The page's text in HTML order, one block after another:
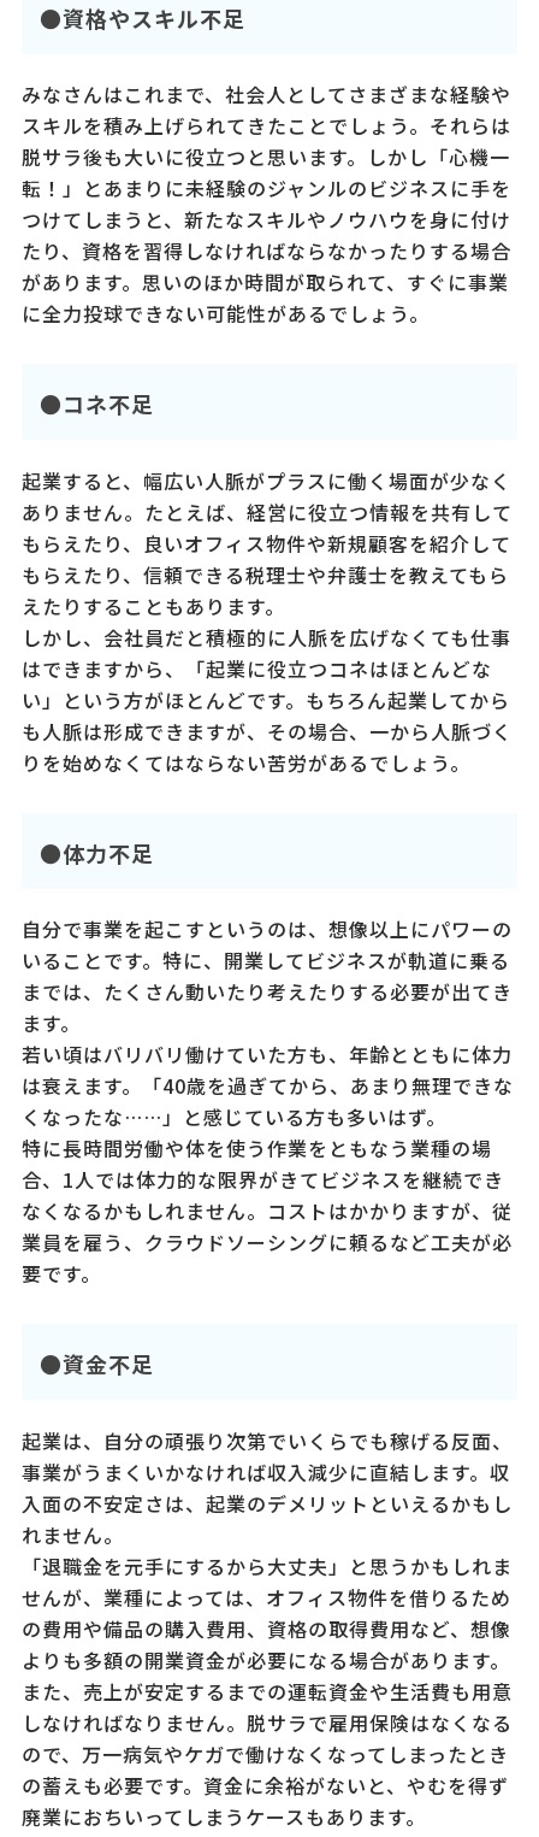
●資格やスキル不足
みなさんはこれまで、社会人としてさまざまな経験や
スキルを積み上げられてきたことでしょう。それらは
脱サラ後も大いに役立つと思います。しかし「心機一
転！」とあまりに未経験のジャンルのビジネスに手を
つけてしまうと、新たなスキルやノウハウを身に付け
たり、資格を習得しなければならなかったりする場合
があります。思いのほか時間が取られて、すぐに事業
に全力投球できない可能性があるでしょう。
●コネ不足
起業すると、幅広い人脈がプラスに働く場面が少なく
ありません。たとえば、経営に役立つ情報を共有して
もらえたり、良いオフィス物件や新規顧客を紹介して
もらえたり、信頼できる税理士や弁護士を教えてもら
えたりすることもあります。
しかし、会社員だと積極的に人脈を広げなくても仕事
はできますから、「起業に役立つコネはほとんどな
い」という方がほとんどです。もちろん起業してから
も人脈は形成できますが、その場合、一から人脈づく
りを始めなくてはならない苦労があるでしょう。
●体力不足
自分で事業を起こすというのは、想像以上にパワーの
いることです。特に、開業してビジネスが軌道に乗る
までは、たくさん動いたり考えたりする必要が出てき
ます。
若い頃はバリバリ働けていた方も、年齢とともに体力
は衰えます。「40歳を過ぎてから、あまり無理できな
くなったな……」と感じている方も多いはず。
特に長時間労働や体を使う作業をともなう業種の場
合、1人では体力的な限界がきてビジネスを継続でき
なくなるかもしれません。コストはかかりますが、従
業員を雇う、クラウドソーシングに頼るなど工夫が必
要です。
●資金不足
起業は、自分の頑張り次第でいくらでも稼げる反面、
事業がうまくいかなければ収入減少に直結します。収
入面の不安定さは、起業のデメリットといえるかもし
れません。
「退職金を元手にするから大丈夫」と思うかもしれま
せんが、業種によっては、オフィス物件を借りるため
の費用や備品の購入費用、資格の取得費用など、想像
よりも多額の開業資金が必要になる場合があります。
また、売上が安定するまでの運転資金や生活費も用意
しなければなりません。脱サラで雇用保険はなくなる
ので、万一病気やケガで働けなくなってしまったとき
の蓄えも必要です。資金に余裕がないと、やむを得ず
廃業におちいってしまうケースもあります。